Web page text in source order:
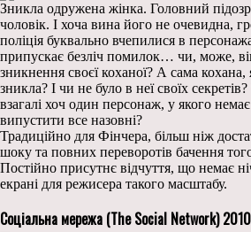
Зникла одружена жінка. Головний
чоловік. І хоча вина його не очевидна,
поліція буквально вчепилися в
припускає безліч помилок… чи, може,
зникнення своєї коханої? А сама
зникла? І чи не було в неї своїх
взагалі хоч один персонаж, у якого немає
випустити все назовні?
Традиційно для Фінчера, більш ніж
шоку та повних переворотів бачення
Постійно присутнє відчуття, що немає
екрані для режисера такого масштабу.
Соціальна мережа (The Social Network) 2010